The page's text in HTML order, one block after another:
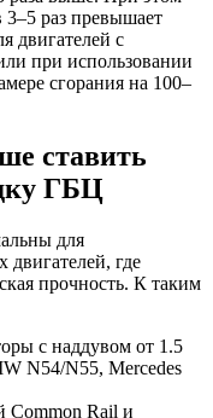
3–5 раз превышает
двигателей с
при использовании
сгорания на 100–
ставить
ГБЦ
для
где
прочность. К таким
с наддувом от 1.5
N54/N55, Mercedes
Common Rail и